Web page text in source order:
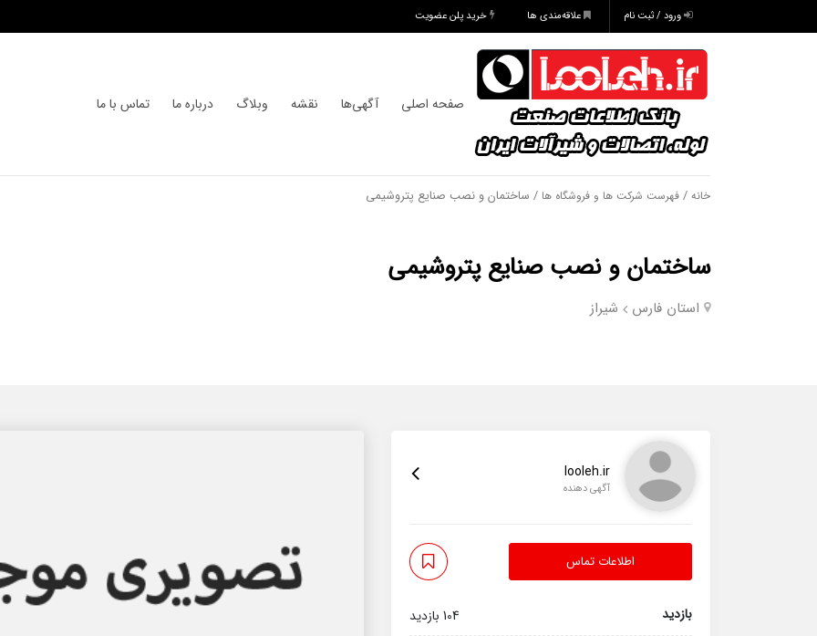
ورود / ثبت نام علاقه‌مندی ها خرید پلن عضویت
صفحه اصلی آگهی‌ها نقشه وبلاگ درباره ما تماس با ما
خانه / فهرست شرکت ها و فروشگاه ها / ساختمان و نصب صنایع پتروشیمی
ساختمان و نصب صنایع پتروشیمی
استان فارس شیراز
looleh.ir
آگهی دهنده
اطلاعات تماس
بازدید 104 بازدید